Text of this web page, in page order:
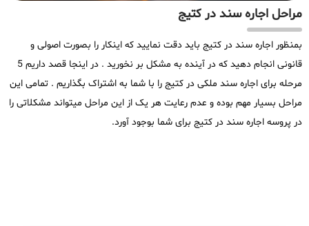
مراحل اجاره سند در کتیج
بمنظور اجاره سند در کتیج باید دقت نمایید که اینکار را بصورت اصولی و
قانونی انجام دهید که در آینده به مشکل بر نخورید . در اینجا قصد داریم 5
مرحله برای اجاره سند ملکی در کتیج را با شما به اشتراک بگذاریم . تمامی این
مراحل بسیار مهم بوده و عدم رعایت هر یک از این مراحل میتواند مشکلاتی را
در پروسه اجاره سند در کتیج برای شما بوجود آورد.